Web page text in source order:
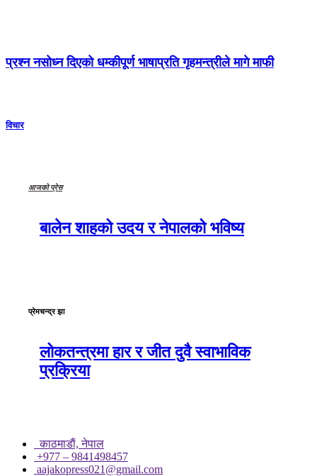
प्रश्न नसोध्न दिएको धम्कीपूर्ण भाषाप्रति गृहमन्त्रीले मागे माफी
विचार
आजको प्रेस
बालेन शाहको उदय र नेपालको भविष्य
प्रेमचन्द्र झा
लोकतन्त्रमा हार र जीत दुवै स्वाभाविक
प्रक्रिया
काठमाडाैं, नेपाल
+977 – 9841498457
aajakopress021@gmail.com